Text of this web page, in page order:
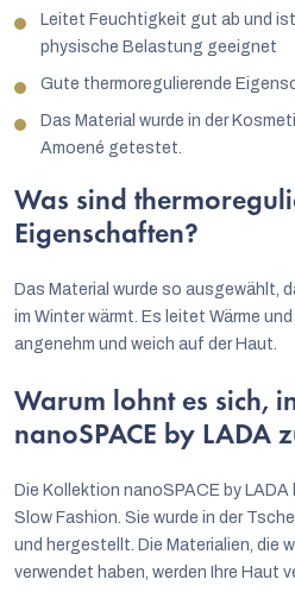
Leitet Feuchtigkeit gut ab und
physische Belastung geeignet
Gute thermoregulierende
Das Material wurde in der
Amoené getestet.
Was sind
Eigenschaften?
Das Material wurde so ausgewählt,
im Winter wärmt. Es leitet Wärme
angenehm und weich auf der Haut.
Warum lohnt es sich,
nanoSPACE by LADA
Die Kollektion nanoSPACE by
Slow Fashion. Sie wurde in der
und hergestellt. Die Materialien, die
verwendet haben, werden Ihre Haut